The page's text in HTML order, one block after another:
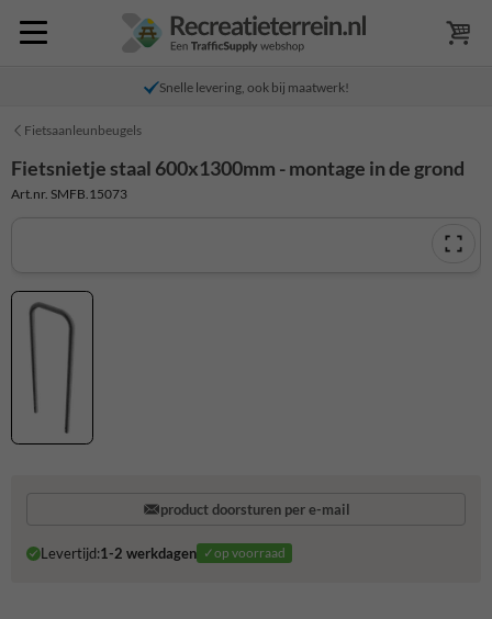
Snelle levering, ook bij maatwerk!
Fietsaanleunbeugels
Fietsnietje staal 600x1300mm - montage in de grond
Art.nr. SMFB.15073
product doorsturen per e-mail
Levertijd:1-2 werkdagen ✓op voorraad